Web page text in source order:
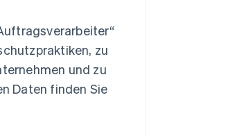
zu
und zu
Daten finden Sie